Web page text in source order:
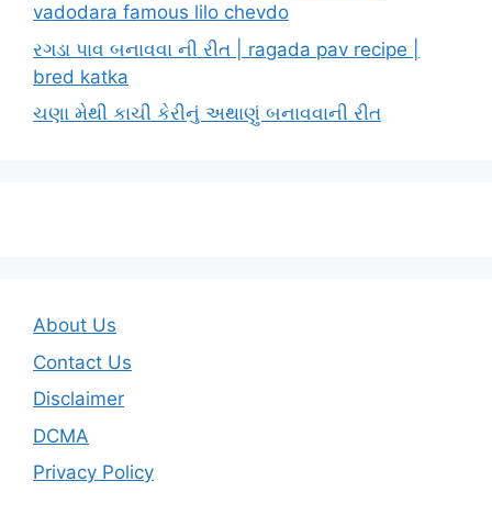
vadodara famous lilo chevdo
રગડા પાવ બનાવવા ની રીત | ragada pav recipe |
bred katka
ચણા મેથી કાચી કેરીનું અથાણું બનાવવાની રીત
About Us
Contact Us
Disclaimer
DCMA
Privacy Policy